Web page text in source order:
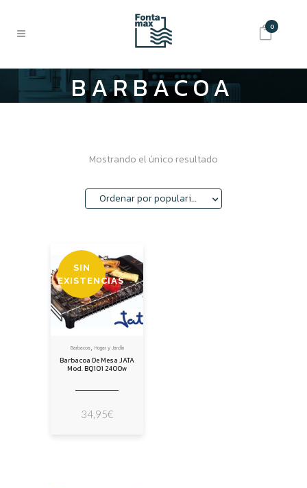
0
BARBACOA
Mostrando el único resultado
Ordenar por popularidad
SIN
EXISTENCIAS
Barbacoa, Hogar y Jardín
Barbacoa De Mesa JATA
Mod. BQ101 2400w
34,95€